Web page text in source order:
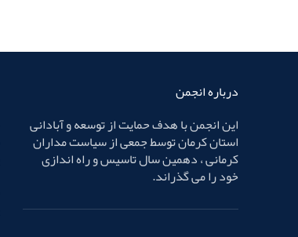
درباره انجمن
این انجمن با هدف حمایت از توسعه و آبادانی
استان کرمان توسط جمعی از سیاست مداران
کرمانی ، دهمین سال تاسیس و راه اندازی
خود را می گذراند.